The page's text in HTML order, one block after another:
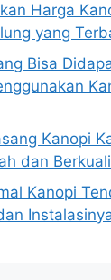
Harga
yang
Bisa
Kanopi
dan
Kanopi